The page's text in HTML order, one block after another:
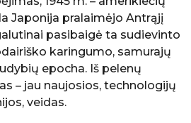
Japonija pralaimėjo Antrąjį
pasibaigė ta sudievinto
karingumo, samurajų
epocha. Iš pelenų
– jau naujosios, technologijų
veidas.